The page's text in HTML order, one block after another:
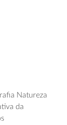
Natureza
da